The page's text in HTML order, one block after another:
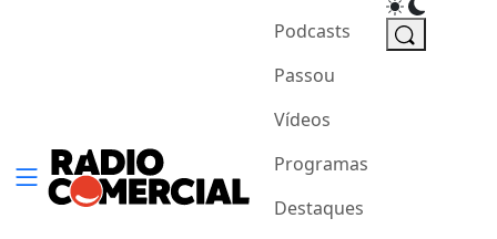
Podcasts
Passou
Vídeos
Programas
Destaques